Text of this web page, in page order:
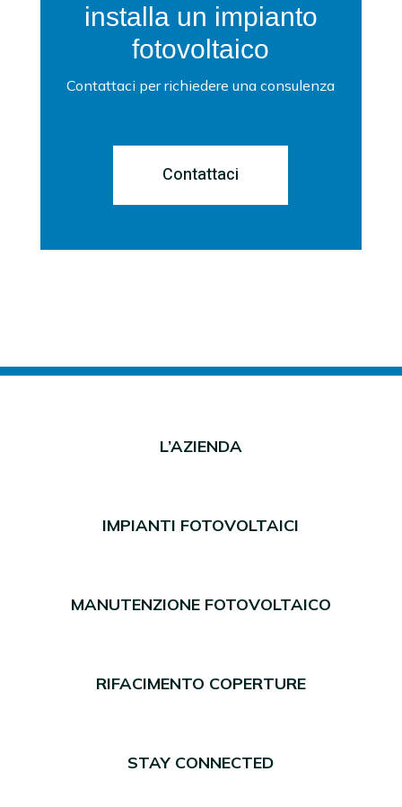
installa un impianto
fotovoltaico
Contattaci per richiedere una consulenza
Contattaci
L’AZIENDA
IMPIANTI FOTOVOLTAICI
MANUTENZIONE FOTOVOLTAICO
RIFACIMENTO COPERTURE
STAY CONNECTED